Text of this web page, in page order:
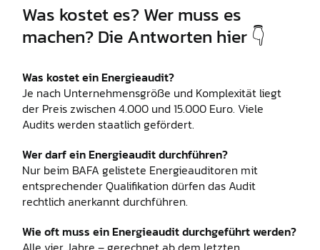
Was kostet es? Wer muss es
machen? Die Antworten hier 👇
Was kostet ein Energieaudit?
Je nach Unternehmensgröße und Komplexität liegt
der Preis zwischen 4.000 und 15.000 Euro. Viele
Audits werden staatlich gefördert.
Wer darf ein Energieaudit durchführen?
Nur beim BAFA gelistete Energieauditoren mit
entsprechender Qualifikation dürfen das Audit
rechtlich anerkannt durchführen.
Wie oft muss ein Energieaudit durchgeführt werden?